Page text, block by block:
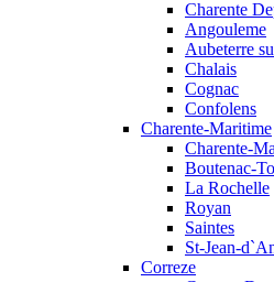
Charente
Angouleme
Aubeterre
Chalais
Cognac
Confolens
Charente-Maritime
Charente-
Boutenac-
La Rochelle
Royan
Saintes
St-Jean-
Correze